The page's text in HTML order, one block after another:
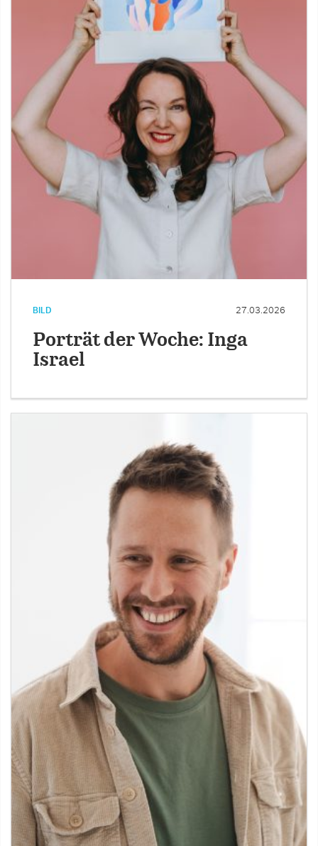
BILD 27.03.2026
Porträt der Woche: Inga
Israel